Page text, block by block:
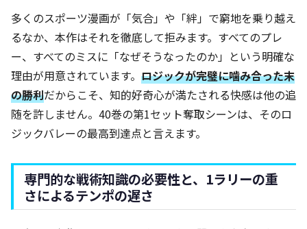
多くのスポーツ漫画が「気合」や「絆」で窮地を乗り越え
るなか、本作はそれを徹底して拒みます。すべてのプレ
ー、すべてのミスに「なぜそうなったのか」という明確な
理由が用意されています。 ロジックが完璧に噛み合った末
の勝利だからこそ、知的好奇心が満たされる快感は他の追
随を許しません。40巻の第1セット奪取シーンは、そのロ
ジックバレーの最高到達点と言えます。
専門的な戦術知識の必要性と、1ラリーの重
さによるテンポの遅さ